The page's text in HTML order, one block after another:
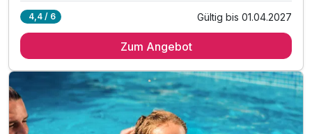
min. 2 Personen, max. 6 Personen
inkl. Benutzung Innenpool, Dampfbad
inkl. 10 % Rabatt auf Reit-Touren
inkl. 10% Rabatt auf Wellnessbehandlungen&Massagen
4,4 / 6 Gültig bis 01.04.2027
Zum Angebot